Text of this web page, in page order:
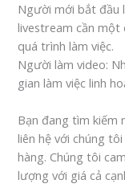
Người mới bắt đầu
livestream cần một
quá trình làm việc.
Người làm video:
gian làm việc linh
Bạn đang tìm kiếm
liên hệ với chúng
hàng. Chúng tôi
lượng với giá cả